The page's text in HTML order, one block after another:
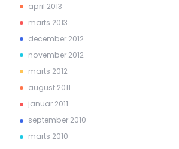
april 2013
marts 2013
december 2012
november 2012
marts 2012
august 2011
januar 2011
september 2010
marts 2010